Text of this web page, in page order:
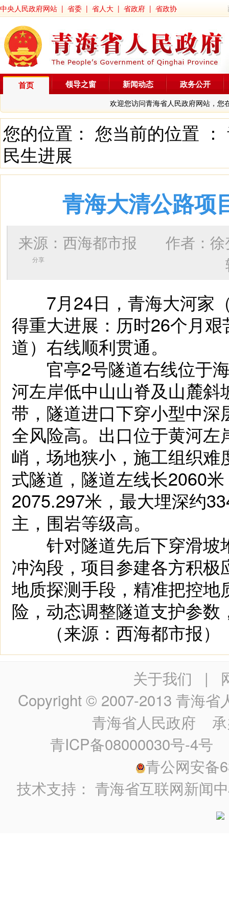
中央人民政府网站 | 省委 | 省人大 | 省政府 | 省政协
首页
欢迎您访问青海省人民政府网站，您
领导之窗 新闻动态 政务公开
您的位置： 您当前的位置 ：
民生进展
青海大清公路项
来源：西海都市报 作者：
分享
7月24日，青海大河家（
得重大进展：历时26个月
道）右线顺利贯通。
官亭2号隧道右线位于海
河左岸低中山山脊及山麓
带，隧道进口下穿小型中
全风险高。出口位于黄河
峭，场地狭小，施工组织
式隧道，隧道左线长2060
2075.297米，最大埋深约
主，围岩等级高。
针对隧道先后下穿滑坡
冲沟段，项目参建各方积
地质探测手段，精准把控
险，动态调整隧道支护参
（来源：西海都市报）
关于我们 |
Copyright © 2007-2013 青海省
青海省人民政府 承
青ICP备08000030号-4号
青公网安备
技术支持：青海省互联网新闻